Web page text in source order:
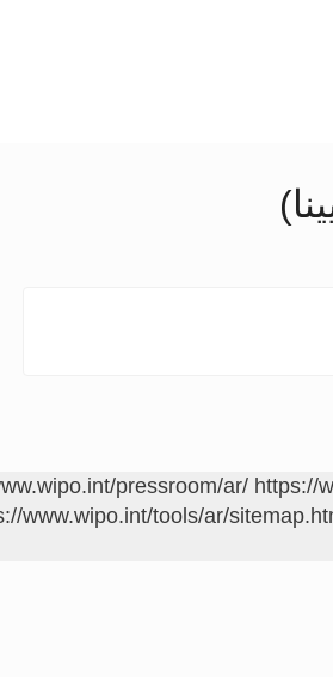
pressroom/ar/ https://
www.wipo.int/tools/ar/